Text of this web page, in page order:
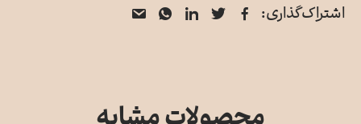
اشتراک‌گذاری:
فیسبوکتوییترلینکدین
واتس
اشتراک